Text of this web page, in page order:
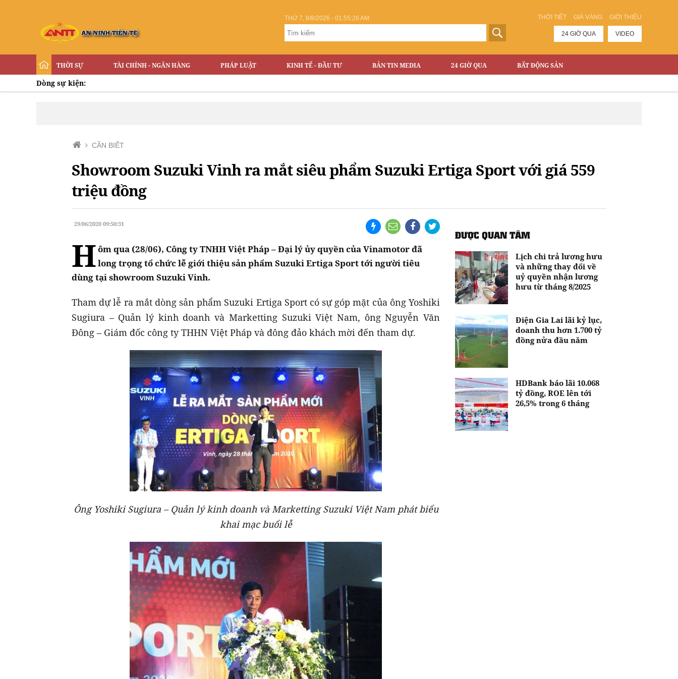
THỜI TIẾT GIÁ VÀNG GIỚI THIỆU
THỨ 7, 8/8/2026 - 01:55:28 AM
24 GIỜ QUA VIDEO
THỜI SỰ TÀI CHÍNH - NGÂN HÀNG PHÁP LUẬT KINH TẾ - ĐẦU TƯ BẢN TIN MEDIA 24 GIỜ QUA BẤT ĐỘNG SẢN
Dòng sự kiện:
CẦN BIẾT
Showroom Suzuki Vinh ra mắt siêu phẩm Suzuki Ertiga Sport với giá 559
triệu đồng
29/06/2020 09:50:31
Hôm qua (28/06), Công ty TNHH Việt Pháp – Đại lý ủy quyền của Vinamotor đã
long trọng tổ chức lễ giới thiệu sản phẩm Suzuki Ertiga Sport tới người tiêu
dùng tại showroom Suzuki Vinh.
Tham dự lễ ra mắt dòng sản phẩm Suzuki Ertiga Sport có sự góp mặt của ông Yoshiki
Sugiura – Quản lý kinh doanh và Marketting Suzuki Việt Nam, ông Nguyễn Văn
Đông – Giám đốc công ty THHN Việt Pháp và đông đảo khách mời đến tham dự.
Ông Yoshiki Sugiura – Quản lý kinh doanh và Marketting Suzuki Việt Nam phát biểu
khai mạc buổi lễ
ĐƯỢC QUAN TÂM
Lịch chi trả lương hưu
và những thay đổi về
uỷ quyền nhận lương
hưu từ tháng 8/2025
Điện Gia Lai lãi kỷ lục,
doanh thu hơn 1.700 tỷ
đồng nửa đầu năm
HDBank báo lãi 10.068
tỷ đồng, ROE lên tới
26,5% trong 6 tháng